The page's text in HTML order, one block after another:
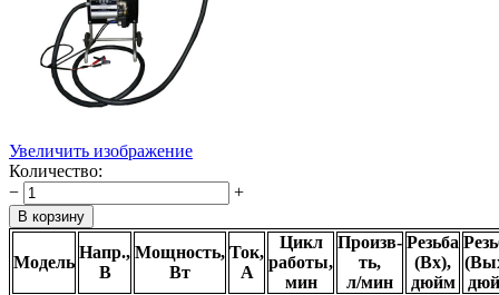
Увеличить изображение
Количество:
−
+
Модель
Напр.,
В
Мощность,
Вт
Ток,
А
Цикл
работы,
мин
Произв-
ть,
л/мин
Резьба
(Вх),
дюйм